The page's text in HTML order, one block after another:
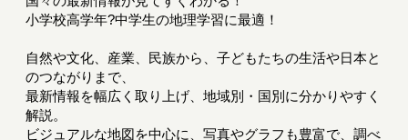
小学校高学年?中学生の地理学習に最適！
自然や文化、産業、民族から、子どもたちの生活や日本と
のつながりまで、
最新情報を幅広く取り上げ、地域別・国別に分かりやすく
解説。
ビジュアルな地図を中心に、写真やグラフも豊富で、調べ